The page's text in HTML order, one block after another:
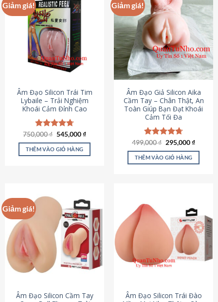
Giảm giá!
Âm Đạo Silicon Trái Tim
Lybaile – Trải Nghiệm
Khoái Cảm Đỉnh Cao
Được xếp
hạng4.70
5 sao
750,000₫ Giá
là:
750,000 ₫.
545,000₫Giá
tại
545,000 ₫.
THÊM VÀO GIỎ HÀNG
Giảm giá!
Âm Đạo Giả Silicon Aika
Cầm Tay – Chân Thật, An
Toàn Giúp Bạn Đạt Khoái
Cảm Tối Đa
Được xếp
hạng4.75
5 sao
499,000₫ Giá
là:
499,000 ₫.
295,000₫Giá
tại
THÊM VÀO GIỎ HÀNG
Giảm giá!
Âm Đạo Silicon Cầm Tay
Âm Đạo Silicon Trái Đào